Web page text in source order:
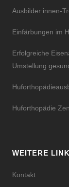
Ausbilder:innen-
Einfärbungen im
Erfolgreiche
Umstellung
Huforthopädie
WEITERE
Kontakt